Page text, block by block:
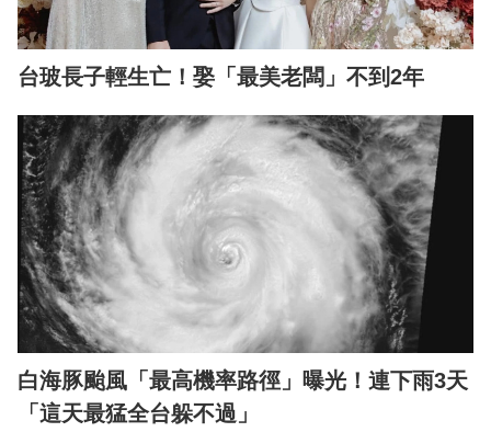
台玻長子輕生亡！娶「最美老闆」不到2年
白海豚颱風「最高機率路徑」曝光！連下雨3天
「這天最猛全台躲不過」